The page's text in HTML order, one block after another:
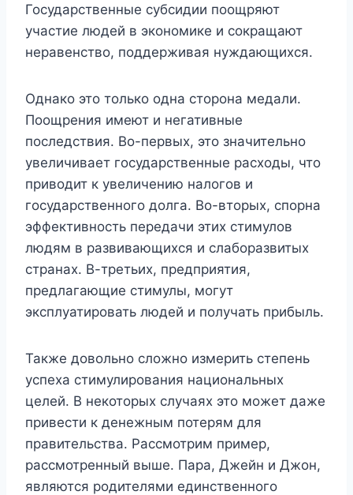
Государственные субсидии поощряют
участие людей в экономике и сокращают
неравенство, поддерживая нуждающихся.
Однако это только одна сторона медали.
Поощрения имеют и негативные
последствия. Во-первых, это значительно
увеличивает государственные расходы, что
приводит к увеличению налогов и
государственного долга. Во-вторых, спорна
эффективность передачи этих стимулов
людям в развивающихся и слаборазвитых
странах. В-третьих, предприятия,
предлагающие стимулы, могут
эксплуатировать людей и получать прибыль.
Также довольно сложно измерить степень
успеха стимулирования национальных
целей. В некоторых случаях это может даже
привести к денежным потерям для
правительства. Рассмотрим пример,
рассмотренный выше. Пара, Джейн и Джон,
являются родителями единственного